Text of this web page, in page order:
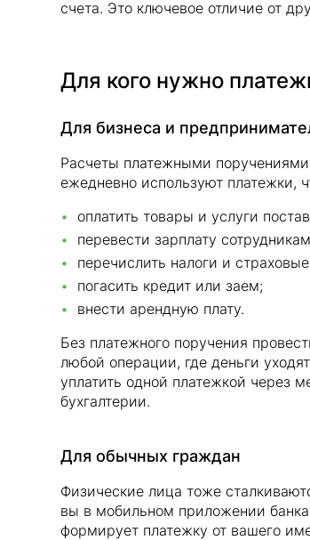
счета. Это ключевое отличие от
Для кого нужно
Для бизнеса и
Расчеты платежными
ежедневно используют платежки,
оплатить товары и услуги
перевести зарплату
перечислить налоги и
погасить кредит или заем;
внести арендную плату.
Без платежного поручения
любой операции, где деньги
уплатить одной платежкой через
бухгалтерии.
Для обычных граждан
Физические лица тоже
вы в мобильном приложении
формирует платежку от вашего